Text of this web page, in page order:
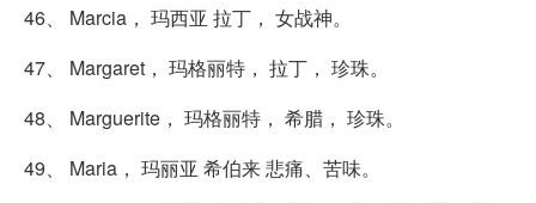
46、 Marcia， 玛西亚 拉丁， 女战神。
47、 Margaret， 玛格丽特， 拉丁， 珍珠。
48、 Marguerite， 玛格丽特， 希腊， 珍珠。
49、 Maria， 玛丽亚 希伯来 悲痛、苦味。